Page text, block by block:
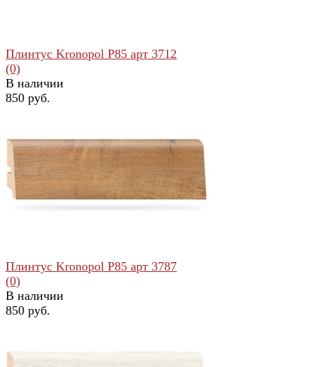
избранное сравнить
Плинтус Kronopol Р85 арт 3712
(0)
В наличии
850 руб.
Плинтус Kronopol Р85 арт 3787
(0)
В наличии
850 руб.